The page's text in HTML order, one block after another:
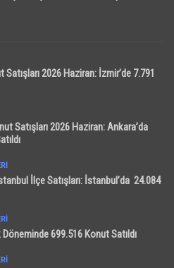
2026 Haziran: İzmir’de 7.791
Satışları 2026 Haziran: Ankara’da
İlçe Satışları: İstanbul’da 24.084
699.516 Konut Satıldı